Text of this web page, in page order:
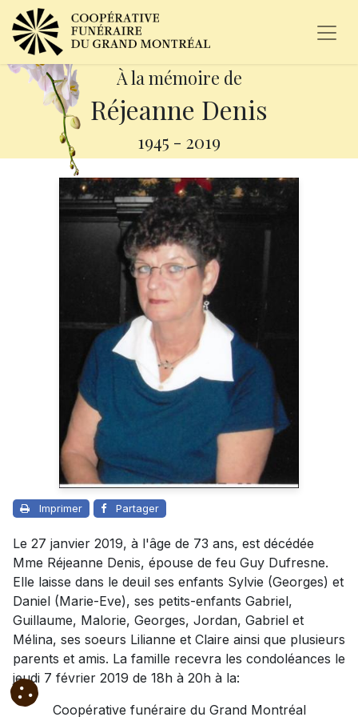
À la mémoire de
Réjeanne Denis
1945 - 2019
Imprimer Partager
Le 27 janvier 2019, à l'âge de 73 ans, est décédée
Mme Réjeanne Denis, épouse de feu Guy Dufresne.
Elle laisse dans le deuil ses enfants Sylvie (Georges) et
Daniel (Marie-Eve), ses petits-enfants Gabriel,
Guillaume, Malorie, Georges, Jordan, Gabriel et
Mélina, ses soeurs Lilianne et Claire ainsi que plusieurs
parents et amis. La famille recevra les condoléances le
jeudi 7 février 2019 de 18h à 20h à la:
Coopérative funéraire du Grand Montréal